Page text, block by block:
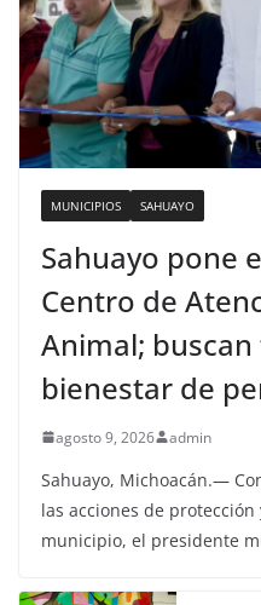
MUNICIPIOS SAHUAYO
Sahuayo pone
Centro de
Animal;
bienestar de
agosto 9, 2026 admin
Sahuayo, Michoacán.—
las acciones de
municipio, el presidente